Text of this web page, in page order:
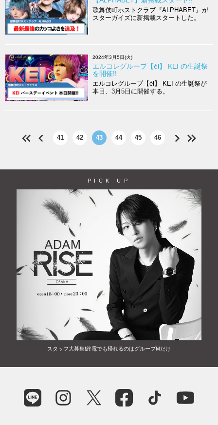
歌舞伎町ホストクラブ『ALPHABET』が
スターガイズに新掲載スタートした。
2024年3月5日(火)
エルコレグループ【él】 KEI の生誕祭
を開催!!
エルコレグループ【él】 KEI の生誕祭が
本日、3月5日に開催する。
41 42 43 44 45 46
PICK UP
スタッフ大募集!終電でも帰れるのはグループMだけ